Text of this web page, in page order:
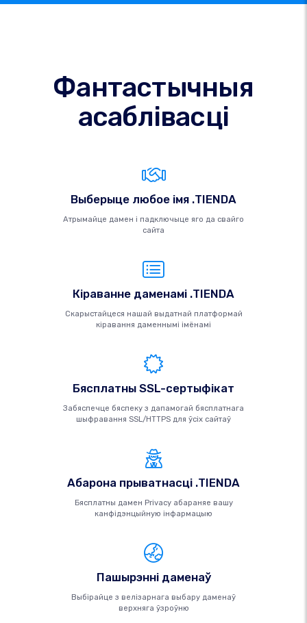
Фантастычныя
асаблівасці
Выберыце любое імя .TIENDA
Атрымайце дамен і падключыце яго да свайго
сайта
Кіраванне даменамі .TIENDA
Скарыстайцеся нашай выдатнай платформай
кіравання даменнымі імёнамі
Бясплатны SSL-сертыфікат
Забяспечце бяспеку з дапамогай бясплатнага
шыфравання SSL/HTTPS для ўсіх сайтаў
Абарона прыватнасці .TIENDA
Бясплатны дамен Privacy абараняе вашу
канфідэнцыйную інфармацыю
Пашырэнні даменаў
Выбірайце з велізарнага выбару даменаў
верхняга ўзроўню